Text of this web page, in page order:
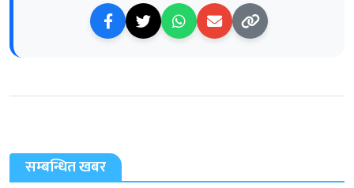
सम्बन्धित खबर